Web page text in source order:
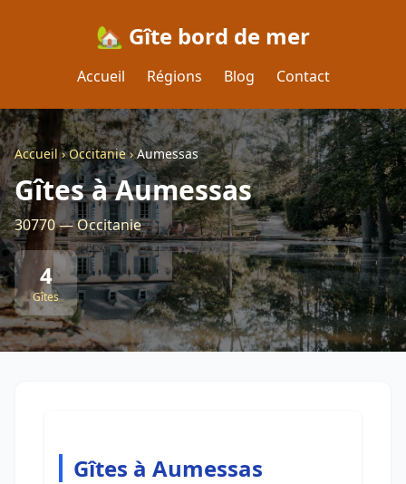
🏡 Gîte bord de mer
Accueil Régions Blog Contact
Accueil›Occitanie›Aumessas
Gîtes à Aumessas
30770 — Occitanie
4
Gîtes
Gîtes à Aumessas